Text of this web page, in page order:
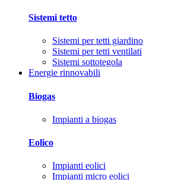
Sistemi tetto
Sistemi per tetti giardino
Sistemi per tetti ventilati
Sistemi sottotegola
Energie rinnovabili
Biogas
Impianti a biogas
Eolico
Impianti eolici
Impianti micro eolici